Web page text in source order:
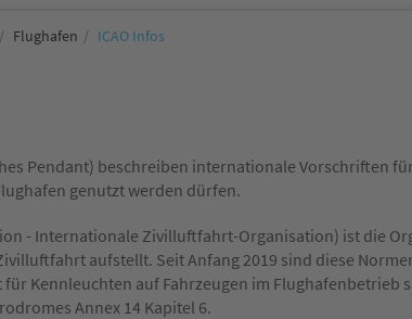
Flughafen ICAO Infos
Pendant) beschreiben internationale Vorschriften
genutzt werden dürfen.
- Internationale Zivilluftfahrt-Organisation) ist die
aufstellt. Seit Anfang 2019 sind diese
Kennleuchten auf Fahrzeugen im Flughafenbetrieb
Annex 14 Kapitel 6.